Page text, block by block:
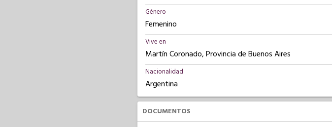
Género
Femenino
Vive en
Martín Coronado, Provincia de Buenos Aires
Nacionalidad
Argentina
DOCUMENTOS